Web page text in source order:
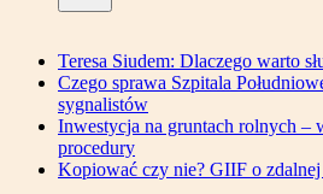
Teresa Siudem: Dlaczego warto
Czego sprawa Szpitala
sygnalistów
Inwestycja na gruntach rolnych –
procedury
Kopiować czy nie? GIIF o